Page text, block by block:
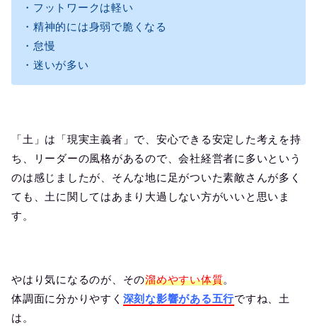
・フットワークは軽い
・精神的には身弱で脆くなる
・怠慢
・迷いが多い
「土」は「現実主義者」で、安心できる安定した考えを持
ち、リーダーの風格があるので、会社経営者に多いという
のは感じましたが、そんな地に足がついた素敵さんが多く
ても、土に関してはあまり大過しない方がいいと思いま
す。
やはり気になるのが、その溜めやすい体質。
体調面に分かりやすく 深刻な影響がある五行ですね、土
は。